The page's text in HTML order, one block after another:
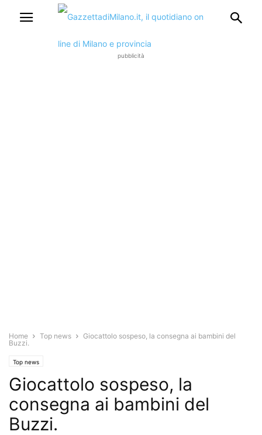
pubblicità
Home Top news
Giocattolo sospeso, la consegna ai bambini del
Buzzi.
Top news
Giocattolo sospeso, la
consegna ai bambini del
Buzzi.